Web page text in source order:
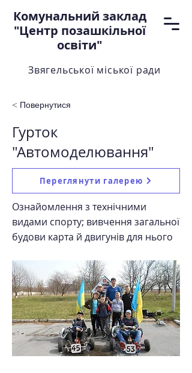
Комунальний заклад
"Центр позашкільної
освіти"
Звягельської міської ради
< Повернутися
Гурток
"Автомоделювання"
Переглянути галерею
Ознайомлення з технічними
видами спорту; вивчення загальної
будови карта й двигунів для нього